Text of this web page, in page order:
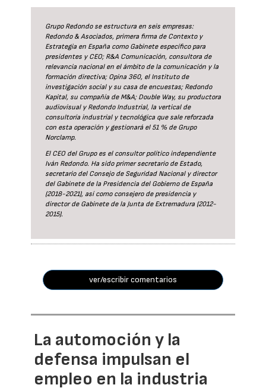
Grupo Redondo se estructura en seis empresas:
Redondo & Asociados, primera firma de Contexto y
Estrategia en España como Gabinete específico para
presidentes y CEO; R&A Comunicación, consultora de
relevancia nacional en el ámbito de la comunicación y la
formación directiva; Opina 360, el Instituto de
investigación social y su casa de encuestas; Redondo
Kapital, su compañía de M&A; Double Way, su productora
audiovisual y Redondo Industrial, la vertical de
consultoría industrial y tecnológica que sale reforzada
con esta operación y gestionará el 51 % de Grupo
Norclamp.
El CEO del Grupo es el consultor político independiente
Iván Redondo. Ha sido primer secretario de Estado,
secretario del Consejo de Seguridad Nacional y director
del Gabinete de la Presidencia del Gobierno de España
(2018-2021), así como consejero de presidencia y
director de Gabinete de la Junta de Extremadura (2012-
2015).
ver/escribir comentarios
La automoción y la
defensa impulsan el
empleo en la industria